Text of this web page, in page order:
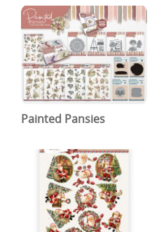
Painted Pansies